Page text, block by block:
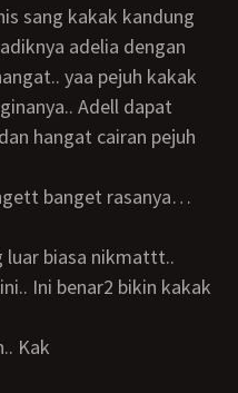
adelia dengan
yaa pejuh kakak
Adell dapat
hangat cairan pejuh
Ini benar2 bikin kakak
Kak